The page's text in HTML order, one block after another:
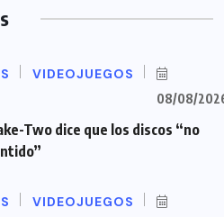
VIDEOJUEGOS
08/08/
Two dice que los discos “no
VIDEOJUEGOS